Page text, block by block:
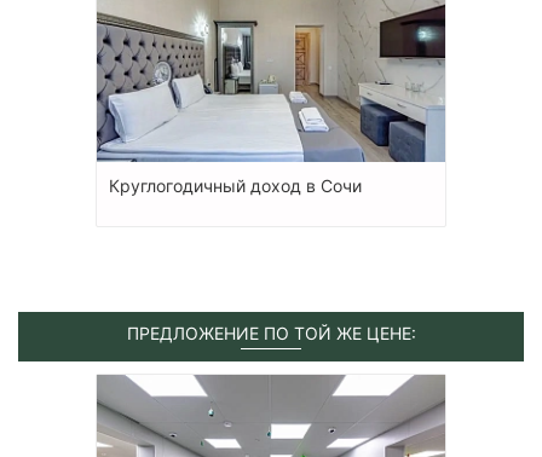
Круглогодичный доход в Сочи
ПРЕДЛОЖЕНИЕ ПО ТОЙ ЖЕ ЦЕНЕ: